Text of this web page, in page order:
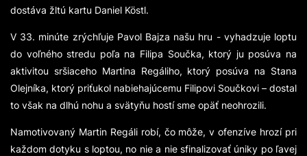
dostáva žltú kartu Daniel Köstl.
V 33. minúte zrýchľuje Pavol Bajza našu hru - vyhadzuje loptu
do voľného stredu poľa na Filipa Součka, ktorý ju posúva na
aktivitou sršiaceho Martina Regáliho, ktorý posúva na Stana
Olejníka, ktorý priťukol nabiehajúcemu Filipovi Součkovi – dostal
to však na dlhú nohu a svätyňu hostí sme opäť neohrozili.
Namotivovaný Martin Regáli robí, čo môže, v ofenzíve hrozí pri
každom dotyku s loptou, no nie a nie sfinalizovať úniky po ľavej